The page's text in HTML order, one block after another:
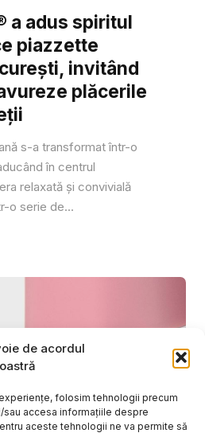
de acordul
folosim tehnologii precum
accesa informațiile despre
aceste tehnologii ne va permite să
a adus spiritul
piazzette
invitând
plăcerile
s-a transformat într-o
în centrul
relaxată și convivială
o serie de...